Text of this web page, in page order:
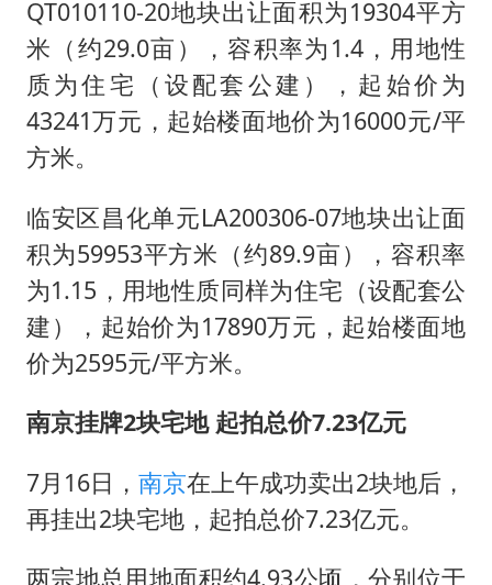
QT010110-20地块出让面积为19304平方
米（约29.0亩），容积率为1.4，用地性
质为住宅（设配套公建），起始价为
43241万元，起始楼面地价为16000元/平
方米。
临安区昌化单元LA200306-07地块出让面
积为59953平方米（约89.9亩），容积率
为1.15，用地性质同样为住宅（设配套公
建），起始价为17890万元，起始楼面地
价为2595元/平方米。
南京挂牌2块宅地 起拍总价7.23亿元
7月16日， 南京在上午成功卖出2块地后，
再挂出2块宅地，起拍总价7.23亿元。
两宗地总用地面积约4.93公顷，分别位于